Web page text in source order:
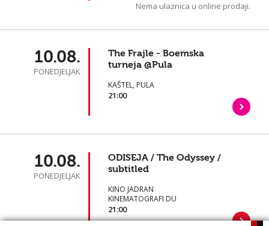
Nema ulaznica u online prodaji.
10.08.
PONEDJELJAK
The Frajle - Boemska
turneja @Pula
KAŠTEL, PULA
21:00
10.08.
PONEDJELJAK
ODISEJA / The Odyssey /
subtitled
KINO JADRAN
KINEMATOGRAFI DU
21:00